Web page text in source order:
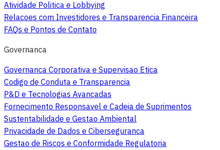
Atividade Politica e Lobbying
Relacoes com Investidores e Transparencia Financeira
FAQs e Pontos de Contato
Governanca
Governanca Corporativa e Supervisao Etica
Codigo de Conduta e Transparencia
P&D e Tecnologias Avancadas
Fornecimento Responsavel e Cadeia de Suprimentos
Sustentabilidade e Gestao Ambiental
Privacidade de Dados e Ciberseguranca
Gestao de Riscos e Conformidade Regulatoria